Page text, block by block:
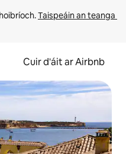
Taispeáin an teanga
Cuir d'áit ar Airbnb